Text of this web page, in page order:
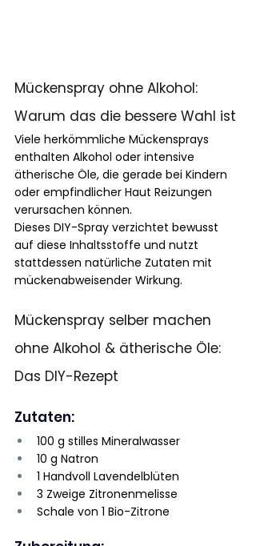
Mückenspray ohne Alkohol:
Warum das die bessere Wahl ist
Viele herkömmliche Mückensprays
enthalten Alkohol oder intensive
ätherische Öle, die gerade bei Kindern
oder empfindlicher Haut Reizungen
verursachen können.
Dieses DIY-Spray verzichtet bewusst
auf diese Inhaltsstoffe und nutzt
stattdessen natürliche Zutaten mit
mückenabweisender Wirkung.
Mückenspray selber machen
ohne Alkohol & ätherische Öle:
Das DIY-Rezept
Zutaten:
100 g stilles Mineralwasser
10 g Natron
1 Handvoll Lavendelblüten
3 Zweige Zitronenmelisse
Schale von 1 Bio-Zitrone